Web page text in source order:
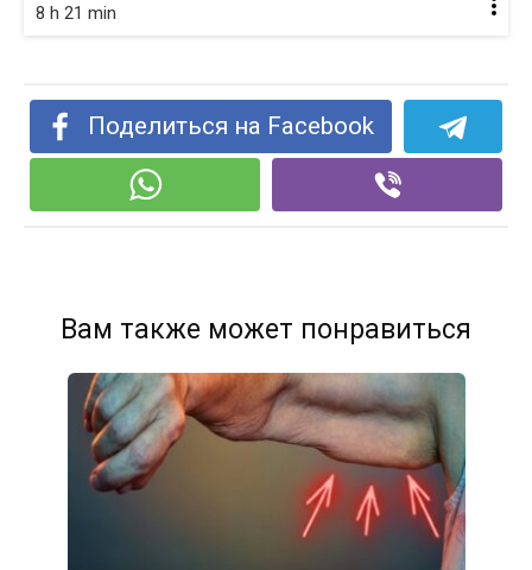
8 h 21 min
Поделиться на Facebook
Вам также может понравиться